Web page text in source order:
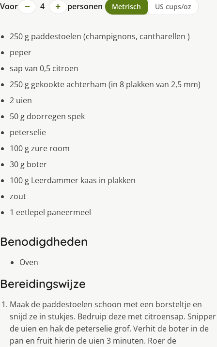
Voor − 4 + personen Metrisch US cups/oz
250 g paddestoelen (champignons, cantharellen )
peper
sap van 0,5 citroen
250 g gekookte achterham (in 8 plakken van 2,5 mm)
2 uien
50 g doorregen spek
peterselie
100 g zure room
30 g boter
100 g Leerdammer kaas in plakken
zout
1 eetlepel paneermeel
Benodigdheden
Oven
Bereidingswijze
Maak de paddestoelen schoon met een borsteltje en
snijd ze in stukjes. Bedruip deze met citroensap. Snipper
de uien en hak de peterselie grof. Verhit de boter in de
pan en fruit hierin de uien 3 minuten. Roer de